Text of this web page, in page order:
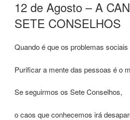
12 de Agosto – A
SETE CONSELHOS
Quando é que os problemas
Purificar a mente das pessoas é o
Se seguirmos os Sete Conselhos,
o caos que conhecemos irá